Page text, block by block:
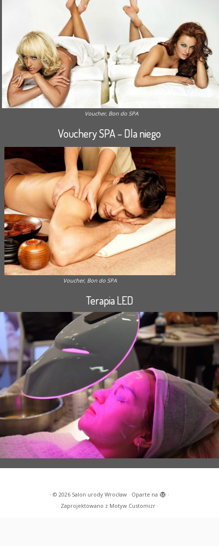
Voucher, Bon do SPA
Vouchery SPA – Dla niego
Voucher, Bon do SPA
Terapia LED
· © 2026 Salon urody Wrocław · Oparte na
·
Zaprojektowano z Motyw Customizr ·